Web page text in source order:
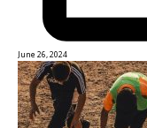
June 26, 2024